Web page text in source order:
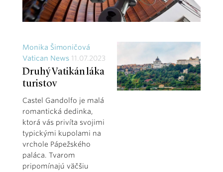
Monika Šimoničová
Vatican News 11.07.2023
Druhý Vatikán láka
turistov
Castel Gandolfo je malá
romantická dedinka,
ktorá vás privíta svojimi
typickými kupolami na
vrchole Pápežského
paláca. Tvarom
pripomínajú väčšiu